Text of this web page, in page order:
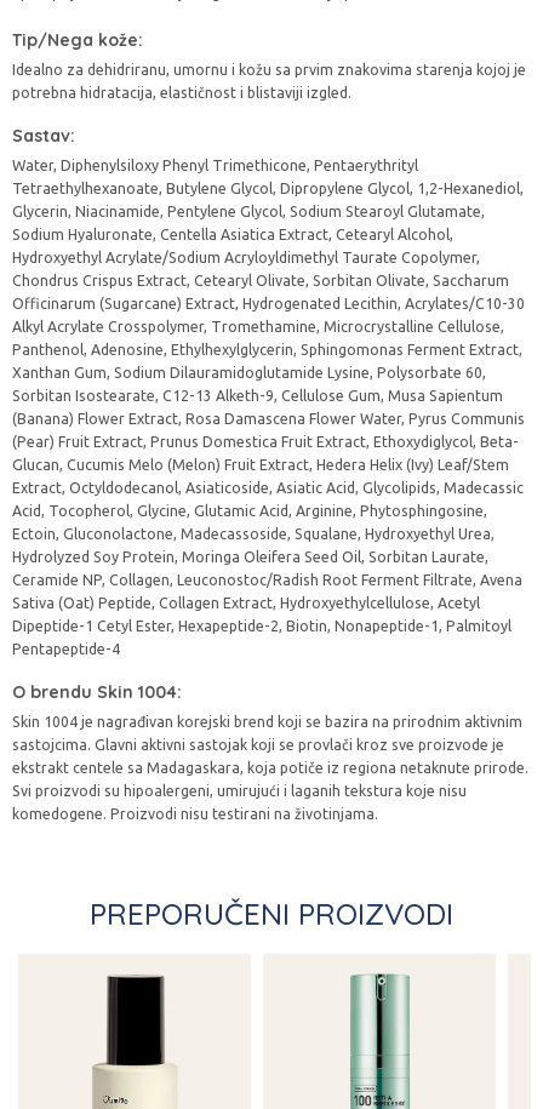
Tip/Nega kože:
Idealno za dehidriranu, umornu i kožu sa prvim znakovima starenja kojoj je
potrebna hidratacija, elastičnost i blistaviji izgled.
Sastav:
Water, Diphenylsiloxy Phenyl Trimethicone, Pentaerythrityl
Tetraethylhexanoate, Butylene Glycol, Dipropylene Glycol, 1,2-Hexanediol,
Glycerin, Niacinamide, Pentylene Glycol, Sodium Stearoyl Glutamate,
Sodium Hyaluronate, Centella Asiatica Extract, Cetearyl Alcohol,
Hydroxyethyl Acrylate/Sodium Acryloyldimethyl Taurate Copolymer,
Chondrus Crispus Extract, Cetearyl Olivate, Sorbitan Olivate, Saccharum
Officinarum (Sugarcane) Extract, Hydrogenated Lecithin, Acrylates/C10-30
Alkyl Acrylate Crosspolymer, Tromethamine, Microcrystalline Cellulose,
Panthenol, Adenosine, Ethylhexylglycerin, Sphingomonas Ferment Extract,
Xanthan Gum, Sodium Dilauramidoglutamide Lysine, Polysorbate 60,
Sorbitan Isostearate, C12-13 Alketh-9, Cellulose Gum, Musa Sapientum
(Banana) Flower Extract, Rosa Damascena Flower Water, Pyrus Communis
(Pear) Fruit Extract, Prunus Domestica Fruit Extract, Ethoxydiglycol, Beta-
Glucan, Cucumis Melo (Melon) Fruit Extract, Hedera Helix (Ivy) Leaf/Stem
Extract, Octyldodecanol, Asiaticoside, Asiatic Acid, Glycolipids, Madecassic
Acid, Tocopherol, Glycine, Glutamic Acid, Arginine, Phytosphingosine,
Ectoin, Gluconolactone, Madecassoside, Squalane, Hydroxyethyl Urea,
Hydrolyzed Soy Protein, Moringa Oleifera Seed Oil, Sorbitan Laurate,
Ceramide NP, Collagen, Leuconostoc/Radish Root Ferment Filtrate, Avena
Sativa (Oat) Peptide, Collagen Extract, Hydroxyethylcellulose, Acetyl
Dipeptide-1 Cetyl Ester, Hexapeptide-2, Biotin, Nonapeptide-1, Palmitoyl
Pentapeptide-4
O brendu Skin 1004:
Skin 1004 je nagrađivan korejski brend koji se bazira na prirodnim aktivnim
sastojcima. Glavni aktivni sastojak koji se provlači kroz sve proizvode je
ekstrakt centele sa Madagaskara, koja potiče iz regiona netaknute prirode.
Svi proizvodi su hipoalergeni, umirujući i laganih tekstura koje nisu
komedogene. Proizvodi nisu testirani na životinjama.
PREPORUČENI PROIZVODI